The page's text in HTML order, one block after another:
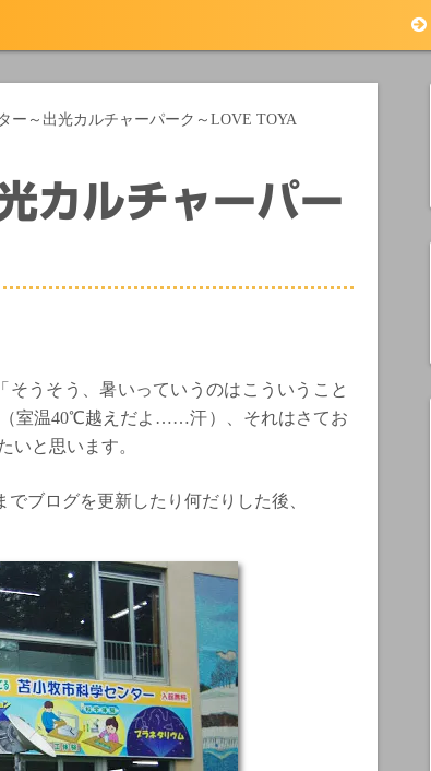
ー～出光カルチャーパーク～LOVE TOYA
カルチャーパー
そうそう、暑いっていうのはこういうこと
室温40℃越えだよ……汗）、それはさてお
いと思います。
ブログを更新したり何だりした後、